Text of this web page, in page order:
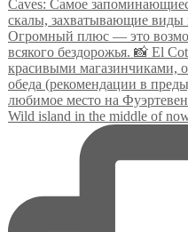
Wild island in the middle of